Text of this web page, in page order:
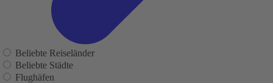
Beliebte Reiseländer
Beliebte Städte
Flughäfen